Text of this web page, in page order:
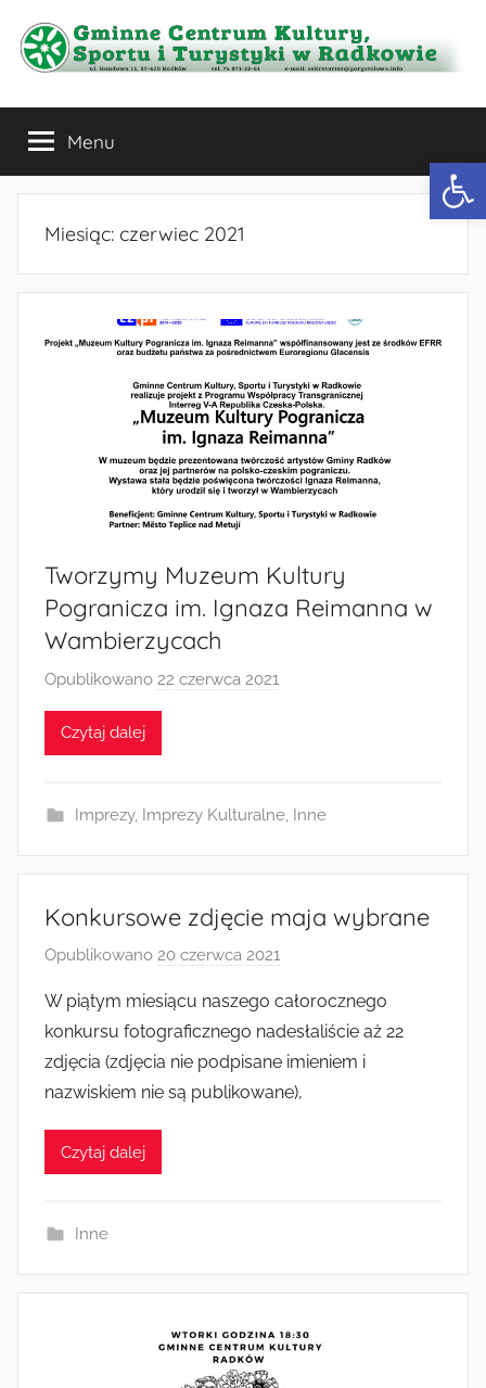
treści
Gminne
Centrum
Kultury,
Sportu
Turystyki
Radkowie
Menu
Miesiąc: czerwiec 2021
Tworzymy Muzeum Kultury
Pogranicza im. Ignaza Reimanna w
Wambierzycach
Opublikowano 22 czerwca 2021
a
m
Czytaj dalej
Imprezy, Imprezy Kulturalne, Inne
Konkursowe zdjęcie maja wybrane
Opublikowano 20 czerwca 2021
z
e
z
a
W piątym miesiącu naszego całorocznego
konkursu fotograficznego nadesłaliście aż 22
zdjęcia (zdjęcia nie podpisane imieniem i
nazwiskiem nie są publikowane),
Czytaj dalej
Inne